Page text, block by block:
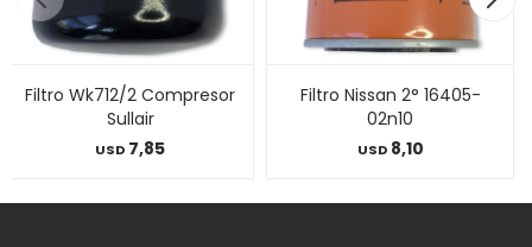
Filtro Wk712/2 Compresor
Sullair
USD 7,85
Filtro Nissan 2° 16405-
02n10
USD 8,10